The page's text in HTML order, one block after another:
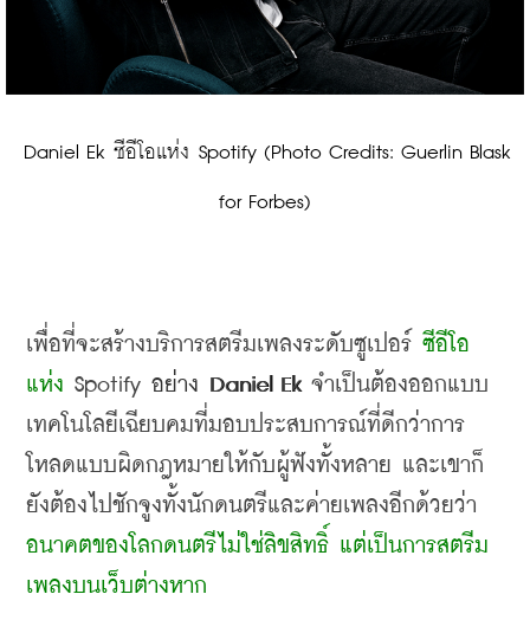
for Forbes)
เพื่อที่จะสร้างบริการสตรีมเพลงระดับซูเปอร์ ซีอีโอ
แห่ง Spotify อย่าง Daniel Ek จำเป็นต้องออกแบบ
เทคโนโลยีเฉียบคมที่มอบประสบการณ์ที่ดีกว่าการ
โหลดแบบผิดกฎหมายให้กับผู้ฟังทั้งหลาย และเขาก็
อนาคตของโลกดนตรีไม่ใช่ลิขสิทธิ์ แต่เป็นการสตรีม
เพลงบนเว็บต่างหาก